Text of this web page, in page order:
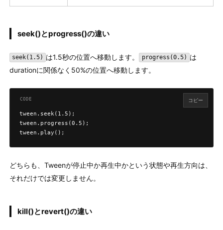
seek()とprogress()の違い
seek(1.5) は1.5秒の位置へ移動します。 progress(0.5) は
durationに関係なく50%の位置へ移動します。
tween.seek(1.5);
tween.progress(0.5);
tween.play();
コピー
どちらも、Tweenが停止中か再生中かという状態や再生方向は、
それだけでは変更しません。
kill()とrevert()の違い